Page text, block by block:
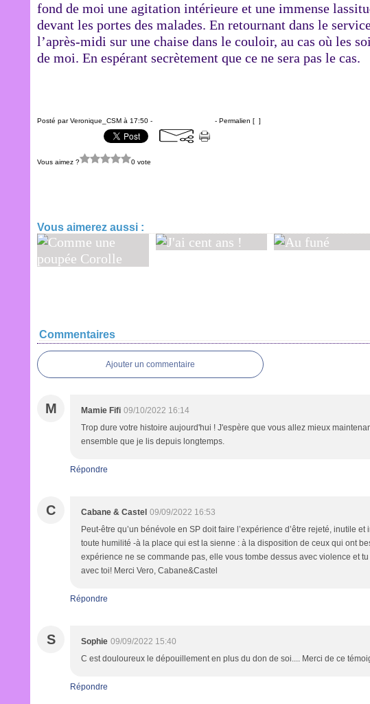
fond de moi une agitation intérieure et une immense
devant les portes des malades. En retournant dans le
l’après-midi sur une chaise dans le couloir, au cas où les
de moi. En espérant secrètement que ce ne sera pas le cas.
Posté par Veronique_CSM à 17:50 - - Permalien [ ]
Vous aimez ? 0 vote
Vous aimerez aussi :
Commentaires
Ajouter un commentaire
M Mamie Fifi 09/10/2022 16:14
Trop dure votre histoire aujourd'hui ! J'espère que vous allez mieux
ensemble que je lis depuis longtemps.
Répondre
C Cabane & Castel 09/09/2022 16:53
Peut-être qu’un bénévole en SP doit faire l’expérience d’être rejeté, inutile
toute humilité -à la place qui est la sienne : à la disposition de ceux qui ont
expérience ne se commande pas, elle vous tombe dessus avec violence et
avec toi! Merci Vero, Cabane&Castel
Répondre
S Sophie 09/09/2022 15:40
C est douloureux le dépouillement en plus du don de soi.... Merci de ce
Répondre